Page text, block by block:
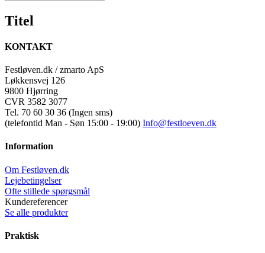
Titel
KONTAKT
Festløven.dk / zmarto ApS
Løkkensvej 126
9800 Hjørring
CVR 3582 3077
Tel. 70 60 30 36 (Ingen sms)
(telefontid Man - Søn 15:00 - 19:00) Info@festloeven.dk
Information
Om Festløven.dk
Lejebetingelser
Ofte stillede spørgsmål
Kundereferencer
Se alle produkter
Praktisk